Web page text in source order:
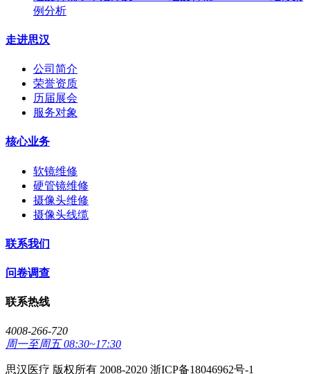
例分析
走进思汉
公司简介
荣誉资质
历届展会
服务对象
核心业务
软镜维修
硬管镜维修
摄像头维修
摄像头线缆
联系我们
问卷调查
联系热线
4008-266-720
周一至周五 08:30~17:30
思汉医疗 版权所有 2008-2020 浙ICP备18046962号-1